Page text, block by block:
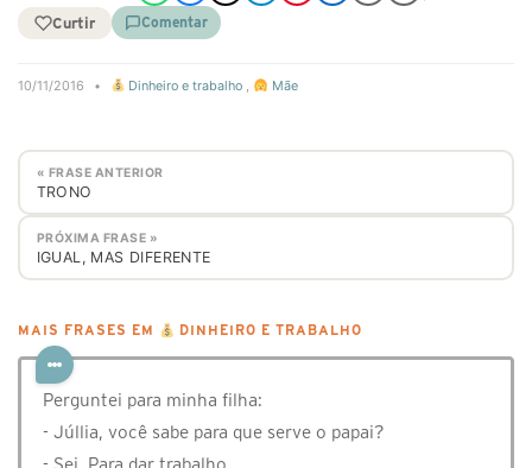
Curtir Comentar
10/11/2016 • Dinheiro e trabalho , Mãe
« FRASE ANTERIOR
TRONO
PRÓXIMA FRASE »
IGUAL, MAS DIFERENTE
MAIS FRASES EM DINHEIRO E TRABALHO
Perguntei para minha filha:
- Júllia, você sabe para que serve o papai?